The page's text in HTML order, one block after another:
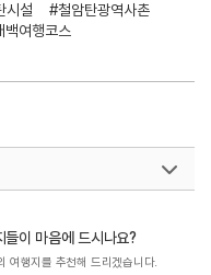
시설
#철암탄광역사촌
백여행코스
이 마음에 드시나요?
여행지를 추천해 드리겠습니다.